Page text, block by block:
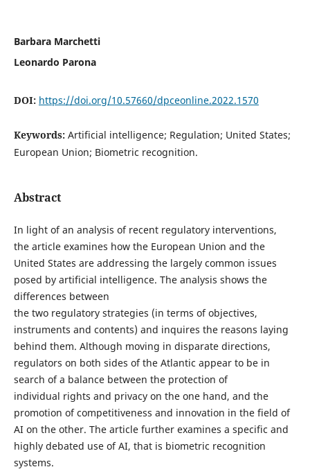
Barbara Marchetti
Leonardo Parona
DOI: https://doi.org/10.57660/dpceonline.2022.1570
Keywords: Artificial intelligence; Regulation; United States;
European Union; Biometric recognition.
Abstract
In light of an analysis of recent regulatory interventions,
the article examines how the European Union and the
United States are addressing the largely common issues
posed by artificial intelligence. The analysis shows the
differences between
the two regulatory strategies (in terms of objectives,
instruments and contents) and inquires the reasons laying
behind them. Although moving in disparate directions,
regulators on both sides of the Atlantic appear to be in
search of a balance between the protection of
individual rights and privacy on the one hand, and the
promotion of competitiveness and innovation in the field of
AI on the other. The article further examines a specific and
highly debated use of AI, that is biometric recognition
systems.